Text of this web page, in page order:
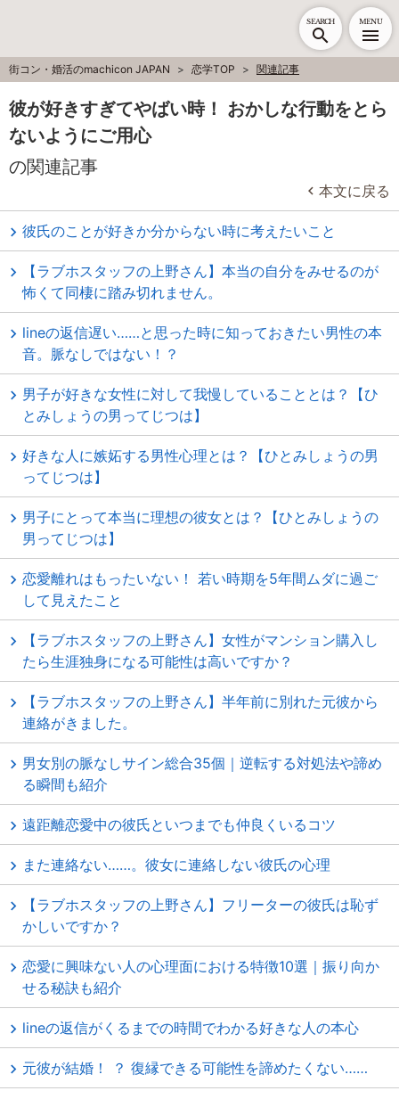
SEARCH MENU
街コン・婚活のmachicon JAPAN 恋学TOP 関連記事
彼が好きすぎてやばい時！ おかしな行動をとら
ないようにご用心
の関連記事
本文に戻る
彼氏のことが好きか分からない時に考えたいこと
【ラブホスタッフの上野さん】本当の自分をみせるのが
怖くて同棲に踏み切れません。
lineの返信遅い……と思った時に知っておきたい男性の本
音。脈なしではない！？
男子が好きな女性に対して我慢していることとは？【ひ
とみしょうの男ってじつは】
好きな人に嫉妬する男性心理とは？【ひとみしょうの男
ってじつは】
男子にとって本当に理想の彼女とは？【ひとみしょうの
男ってじつは】
恋愛離れはもったいない！ 若い時期を5年間ムダに過ご
して見えたこと
【ラブホスタッフの上野さん】女性がマンション購入し
たら生涯独身になる可能性は高いですか？
【ラブホスタッフの上野さん】半年前に別れた元彼から
連絡がきました。
男女別の脈なしサイン総合35個｜逆転する対処法や諦め
る瞬間も紹介
遠距離恋愛中の彼氏といつまでも仲良くいるコツ
また連絡ない……。彼女に連絡しない彼氏の心理
【ラブホスタッフの上野さん】フリーターの彼氏は恥ず
かしいですか？
恋愛に興味ない人の心理面における特徴10選｜振り向か
せる秘訣も紹介
lineの返信がくるまでの時間でわかる好きな人の本心
元彼が結婚！ ？ 復縁できる可能性を諦めたくない……